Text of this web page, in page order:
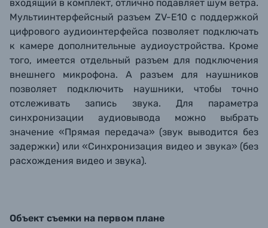
входящий в комплект, отлично подавляет шум ветра.
Мультиинтерфейсный разъем ZV-E10 с поддержкой
цифрового аудиоинтерфейса позволяет подключать
к камере дополнительные аудиоустройства. Кроме
того, имеется отдельный разъем для подключения
внешнего микрофона. А разъем для наушников
позволяет подключить наушники, чтобы точно
отслеживать запись звука. Для параметра
синхронизации аудиовывода можно выбрать
значение «Прямая передача» (звук выводится без
задержки) или «Синхронизация видео и звука» (без
расхождения видео и звука).
Объект съемки на первом плане